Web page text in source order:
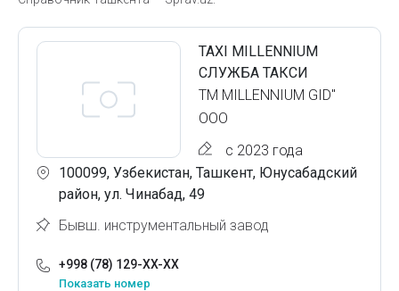
TAXI MILLENNIUM
СЛУЖБА ТАКСИ
TM MILLENNIUM GID"
ООО
с 2023 года
100099, Узбекистан, Ташкент, Юнусабадский
район, ул. Чинабад, 49
Бывш. инструментальный завод
+998 (78) 129-XX-XX
Показать номер